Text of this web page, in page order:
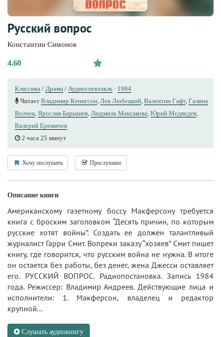
Русский вопрос
Константин Симонов
4.60
Классика / Драма / Аудиоспектакль · 1984
Читает Владимир Кенигсон Лев Любецкий Валентин Гафт, Галина
Волчек Ярослав Барышев Людмила Максакова Юрий Медведев
Валерий Еремичев
2 часа 25 минут
Хочу послушать Прослушано
Описание книги
Американскому газетному боссу Макферсону требуется
книга с броским заголовком “Десять причин, по которым
русские хотят войны”. Создать ее должен талантливый
журналист Гарри Смит. Вопреки заказу “хозяев” Смит пишет
книгу, где говорится, что русским война не нужна. В итоге
он остается без работы, без денег, жена Джесси оставляет
его. РУССКИЙ ВОПРОС. Радиопостановка. Запись 1984
года. Режиссер: Владимир Андреев. Действующие лица и
исполнители: 1. Макферсон, владелец и редактор
крупной...
Слушать аудиокнигу